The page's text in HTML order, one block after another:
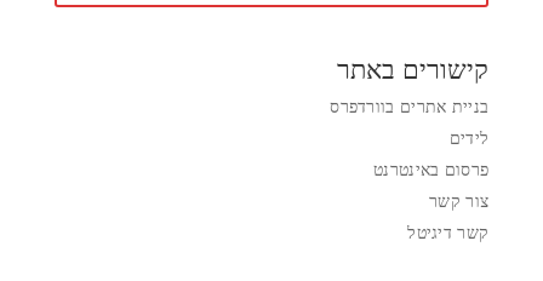
קישורים באתר
בניית אתרים בוורדפרס
לידים
פרסום באינטרנט
צור קשר
קשר דיגיטל